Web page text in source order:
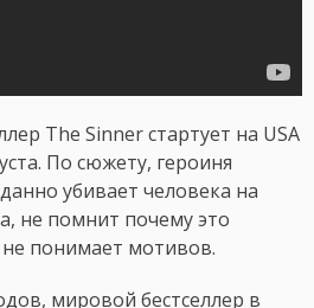
The Sinner стартует на USA
По сюжету, героиня
убивает человека на
не помнит почему это
понимает мотивов.
мировой бестселлер в